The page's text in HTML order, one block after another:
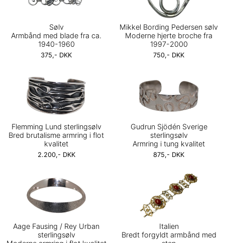
Sølv
Armbånd med blade fra ca.
1940-1960
375,- DKK
Mikkel Bording Pedersen sølv
Moderne hjerte broche fra
1997-2000
750,- DKK
Flemming Lund sterlingsølv
Bred brutalisme armring i flot
kvalitet
2.200,- DKK
Gudrun Sjödén Sverige
sterlingsølv
Armring i tung kvalitet
875,- DKK
Aage Fausing / Rey Urban
sterlingsølv
Italien
Bredt forgyldt armbånd med